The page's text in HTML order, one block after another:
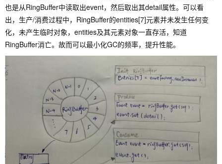
也是从RingBuffer中读取出event，然后取出其detail属性。可以看
出，生产/消费过程中，RingBuffer的entities[7]元素并未发生任何变
化，未产生临时对象，entities及其元素对象一直存活，知道
RingBuffer消亡。故而可以最小化GC的频率，提升性能。